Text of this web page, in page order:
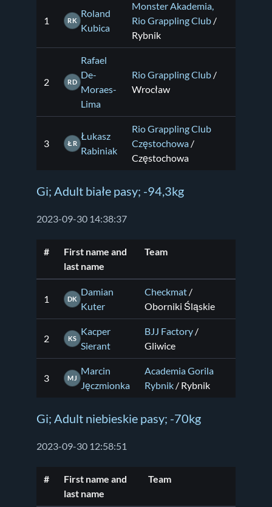
1 RK
Roland
Kubica
Monster Akademia,
Rio Grappling Club /
Rybnik
2 RD
Rafael
De-
Moraes-
Lima
Rio Grappling Club /
Wrocław
3 ŁR
Łukasz
Rabiniak
Rio Grappling Club
Częstochowa /
Częstochowa
Gi; Adult białe pasy; -94,3kg
2023-09-30 14:38:37
#
First name and
last name
Team
1 DK
Damian
Kuter
Checkmat /
Oborniki Śląskie
2 KS
Kacper
Sierant
BJJ Factory /
Gliwice
3 MJ
Marcin
Jęczmionka
Academia Gorila
Rybnik / Rybnik
Gi; Adult niebieskie pasy; -70kg
2023-09-30 12:58:51
#
First name and
last name
Team